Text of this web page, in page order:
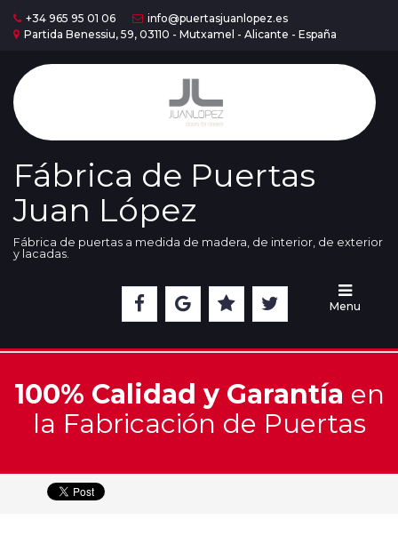
+34 965 95 01 06
info@puertasjuanlopez.es
Partida Benessiu, 59, 03110 - Mutxamel - Alicante - España
Fábrica de Puertas
Juan López
Fábrica de puertas a medida de madera, de interior, de exterior
y lacadas.
Menu
Home
Puertas
Serie
Puertas
Serie
Lac
Exposición
Acabados
Materiales
Catálogo
Interactivo
100% Calidad y Garantía en
la Fabricación de Puertas